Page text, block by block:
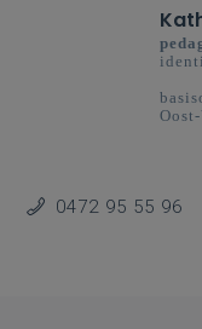
0472 95 55 96